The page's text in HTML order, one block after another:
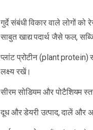
गुर्दे संबंधी विकार वाले लोगों
साबुत खाद्य पदार्थ जैसे फल,
प्लांट प्रोटीन (plant
लक्ष्य रखें।
सीरम सोडियम और पोटैशियम
दूध और डेयरी उत्पाद, दालें और